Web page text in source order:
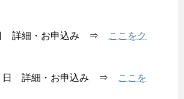
詳細・お申込み ⇒
ここをク
日 詳細・お申込み ⇒
ここを